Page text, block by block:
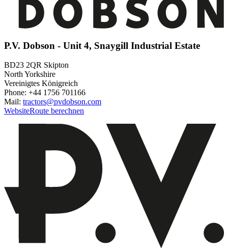
P.V. Dobson - Unit 4, Snaygill Industrial Estate
BD23 2QR Skipton
North Yorkshire
Vereinigtes Königreich
Phone: +44 1756 701166
Mail: tractors@pvdobson.com
WebsiteRoute berechnen